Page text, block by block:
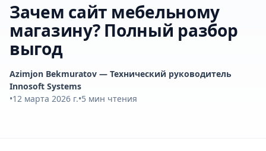
Зачем сайт мебельному
магазину? Полный разбор
выгод
Azimjon Bekmuratov — Технический руководитель
Innosoft Systems
•12 марта 2026 г.•5 мин чтения